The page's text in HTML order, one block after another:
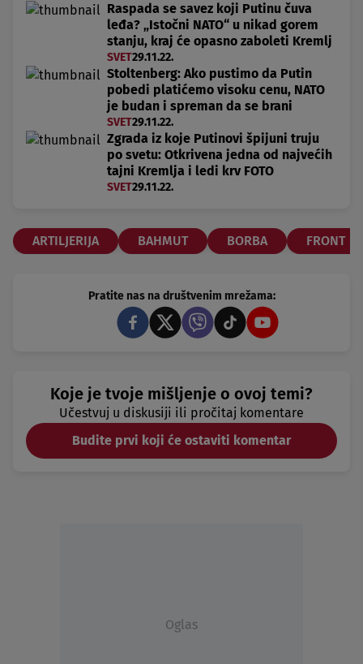
Raspada se savez koji Putinu čuva
leđa? „Istočni NATO“ u nikad gorem
stanju, kraj će opasno zaboleti Kremlj
SVET29.11.22.
Stoltenberg: Ako pustimo da Putin
pobedi platićemo visoku cenu, NATO
je budan i spreman da se brani
SVET29.11.22.
Zgrada iz koje Putinovi špijuni truju
po svetu: Otkrivena jedna od najvećih
tajni Kremlja i ledi krv FOTO
SVET29.11.22.
ARTILJERIJA BAHMUT BORBA FRONT
Pratite nas na društvenim mrežama:
Koje je tvoje mišljenje o ovoj temi?
Učestvuj u diskusiji ili pročitaj komentare
Budite prvi koji će ostaviti komentar
Oglas